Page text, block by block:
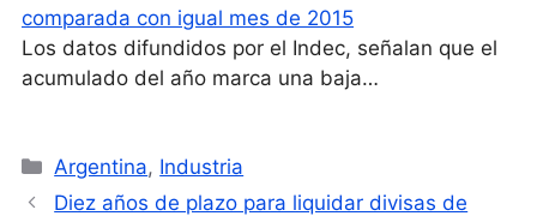
comparada con igual mes de 2015
Los datos difundidos por el Indec, señalan que el
acumulado del año marca una baja…
Categorías
Argentina, Industria
Diez años de plazo para liquidar divisas de